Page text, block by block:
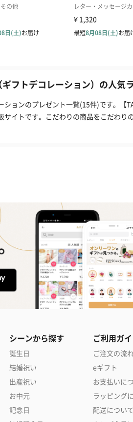
フトデコレーション）の人気
ョンのプレゼント一覧(15件)です。【
サイトです。こだわりの商品をこだわり
シーンから探す
誕生日
結婚祝い
出産祝い
お中元
記念日
ご利用ガ
ご注文の流
eギフト
お支払いに
ラッピング
配送について